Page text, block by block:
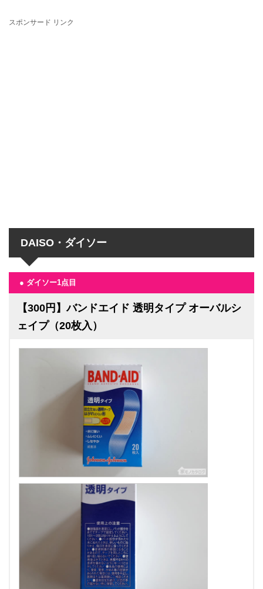
スポンサード リンク
DAISO・ダイソー
● ダイソー1点目
【300円】バンドエイド 透明タイプ オーバルシ
ェイプ（20枚入）